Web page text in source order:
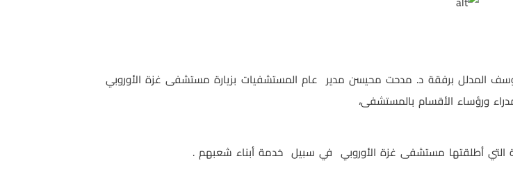
المدلل برفقة د. مدحت محيسن مدير عام المستشفيات بزيارة مستشفى غزة الأوروبي
ورؤساء الأقسام بالمستشفى،
التي أطلقتها مستشفى غزة الأوروبي في سبيل خدمة أبناء شعبهم .